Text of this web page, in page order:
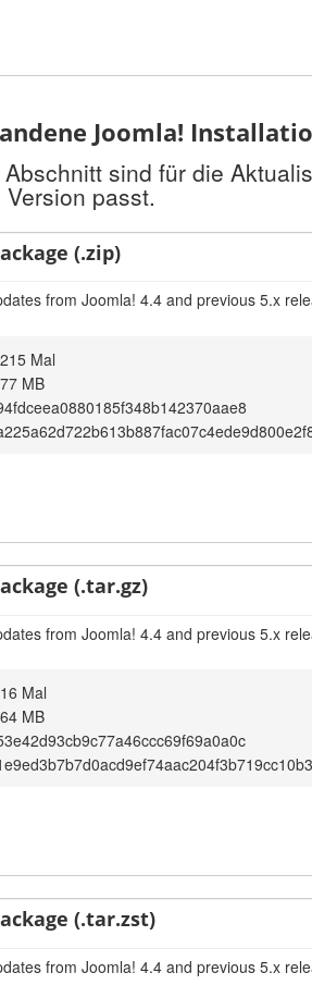
Joomla!
sind für die
passt.
(.zip)
from Joomla! 4.4 and previous 5.x
Mal
MB
(.tar.gz)
from Joomla! 4.4 and previous 5.x
Mal
MB
(.tar.zst)
from Joomla! 4.4 and previous 5.x